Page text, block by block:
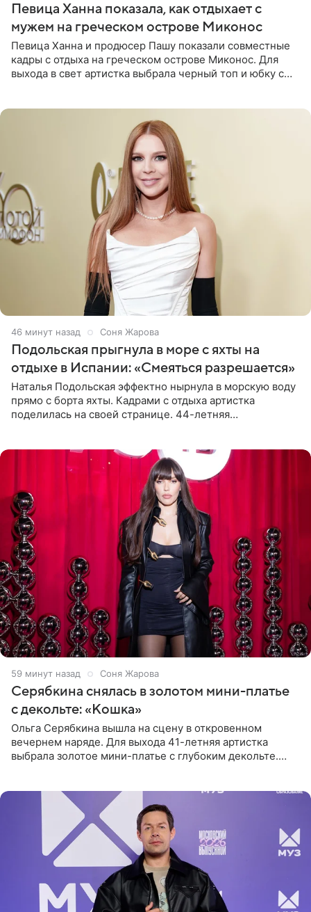
Певица Ханна показала, как отдыхает с
мужем на греческом острове Миконос
Певица Ханна и продюсер Пашу показали совместные
кадры с отдыха на греческом острове Миконос. Для
выхода в свет артистка выбрала черный топ и юбку с
47 минут назад Соня Жарова
Подольская прыгнула в море с яхты на
отдыхе в Испании: «Смеяться разрешается»
Наталья Подольская эффектно нырнула в морскую воду
прямо с борта яхты. Кадрами с отдыха артистка
поделилась на своей странице. 44-летняя
1 час назад Соня Жарова
Серябкина снялась в золотом мини-платье
с декольте: «Кошка»
Ольга Серябкина вышла на сцену в откровенном
вечернем наряде. Для выхода 41-летняя артистка
выбрала золотое мини-платье с глубоким декольте.